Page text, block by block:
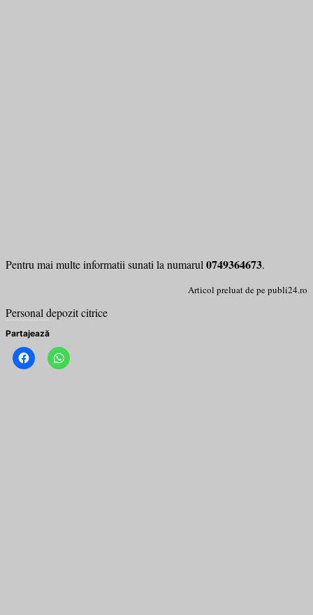
Pentru mai multe informatii sunati la numarul 0749364673.
Articol preluat de pe publi24.ro
Personal depozit citrice
Partajează